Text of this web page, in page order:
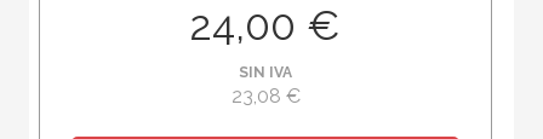
24,00 €
SIN IVA
23,08 €